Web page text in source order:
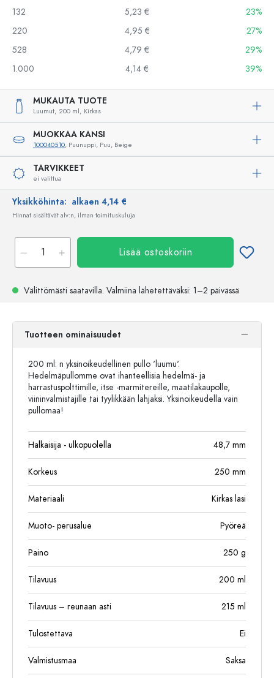
132
5,23 €
23%
220
4,95 €
27%
528
4,79 €
29%
1.000
4,14 € 39%
MUKAUTA TUOTE
Luumut, 200 ml, Kirkas
MUOKKAA KANSI
100040510, Puunuppi, Puu, Beige
TARVIKKEET
ei valittua
Yksikköhinta: alkaen 4,14 €
Hinnat sisältävät alv:n, ilman toimituskuluja
Lisää ostoskoriin
Välittömästi saatavilla. Valmiina lähetettäväksi: 1–2 päivässä
Tuotteen ominaisuudet
200 ml: n yksinoikeudellinen pullo 'luumu'.
Hedelmäpullomme ovat ihanteellisia hedelmä- ja
harrastuspolttimille, itse -marmitereille, maatilakaupolle,
viininvalmistajille tai tyylikkään lahjaksi. Yksinoikeudella vain
pullomaa!
Halkaisija - ulkopuolella 48,7 mm
Korkeus 250 mm
Materiaali Kirkas lasi
Muoto- perusalue Pyöreä
Paino 250 g
Tilavuus 200 ml
Tilavuus – reunaan asti 215 ml
Tulostettava Ei
Valmistusmaa Saksa